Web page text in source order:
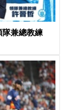
隊兼總教練